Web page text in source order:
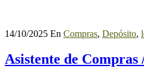
14/10/2025 En Compras, Depósito,
Asistente de